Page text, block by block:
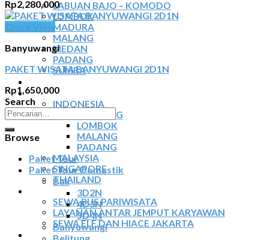
LABUAN BAJO – KOMODO
LOMBOK
MADURA
MALANG
MEDAN
PADANG
SUMBA
SEWA MOBIL
INDONESIA
BELITUNG
LOMBOK
MALANG
PADANG
MALAYSIA
SINGAPORE
THAILAND
SEWA BUS
SEWA BUS PARIWISATA
LAYANAN ANTAR JEMPUT KARYAWAN
SEWA ELF DAN HIACE JAKARTA
TIKET ATRAKSI
Rp2,280,000
Banyuwangi
PAKET WISATA BANYUWANGI 2D1N
Rp1,650,000
Search
Pencarian
untuk:
Browse
Paket Tour
Paket Tour Domestik
Bali
3D2N
4D3N
5D4N
Banyuwangi